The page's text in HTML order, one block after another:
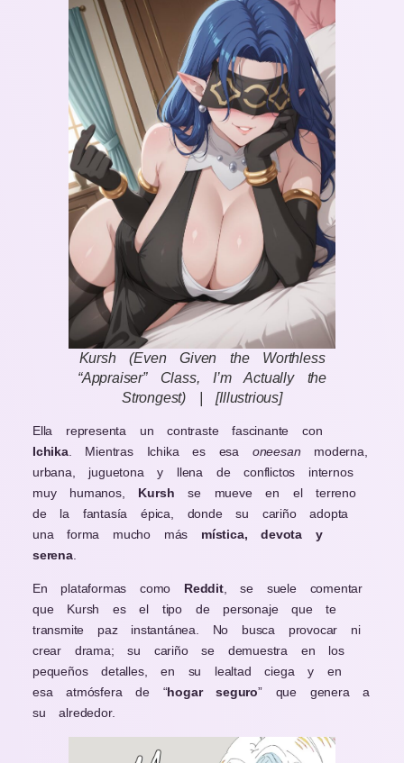
Kursh (Even Given the Worthless
“Appraiser” Class, I’m Actually the
Strongest) | [Illustrious]
Ella representa un contraste fascinante con
Ichika. Mientras Ichika es esa oneesan moderna,
urbana, juguetona y llena de conflictos internos
muy humanos, Kurshse mueve en el terreno
de la fantasía épica, donde su cariño adopta
una forma mucho más mística, devota y
serena.
En plataformas como Reddit, se suele comentar
que Kursh es el tipo de personaje que te
transmite paz instantánea. No busca provocar ni
crear drama; su cariño se demuestra en los
pequeños detalles, en su lealtad ciega y en
esa atmósfera de “hogar seguro” que genera a
su alrededor.